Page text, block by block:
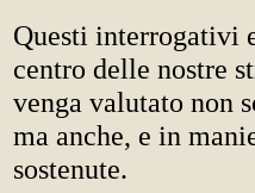
Questi interrogativi
centro delle nostre
venga valutato non
ma anche, e in
sostenute.